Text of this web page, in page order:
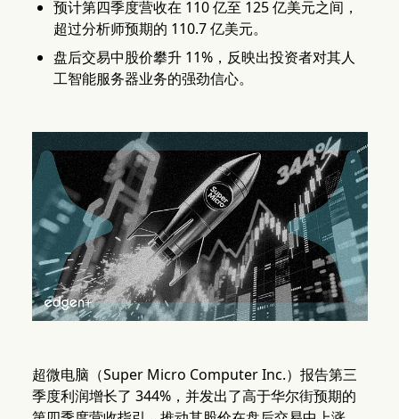
预计第四季度营收在 110 亿至 125 亿美元之间，
超过分析师预期的 110.7 亿美元。
盘后交易中股价攀升 11%，反映出投资者对其人
工智能服务器业务的强劲信心。
超微电脑（Super Micro Computer Inc.）报告第三
季度利润增长了 344%，并发出了高于华尔街预期的